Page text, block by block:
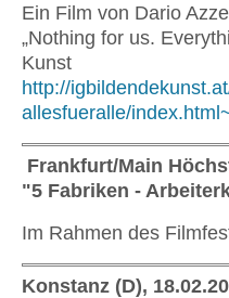
Ein Film von Dario
„Nothing for us.
Kunst
http://
allesfueralle/
Frankfurt/Main
"5 Fabriken -
Im Rahmen des
Konstanz (D),